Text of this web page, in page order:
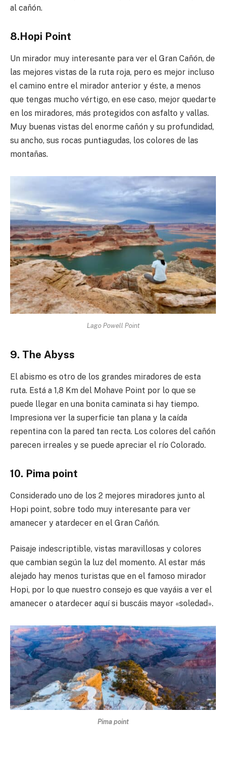
al cañón.
8.Hopi Point
Un mirador muy interesante para ver el Gran Cañón, de
las mejores vistas de la ruta roja, pero es mejor incluso
el camino entre el mirador anterior y éste, a menos
que tengas mucho vértigo, en ese caso, mejor quedarte
en los miradores, más protegidos con asfalto y vallas.
Muy buenas vistas del enorme cañón y su profundidad,
su ancho, sus rocas puntiagudas, los colores de las
montañas.
Lago Powell Point
9. The Abyss
El abismo es otro de los grandes miradores de esta
ruta. Está a 1,8 Km del Mohave Point por lo que se
puede llegar en una bonita caminata si hay tiempo.
Impresiona ver la superficie tan plana y la caída
repentina con la pared tan recta. Los colores del cañón
parecen irreales y se puede apreciar el río Colorado.
10. Pima point
Considerado uno de los 2 mejores miradores junto al
Hopi point, sobre todo muy interesante para ver
amanecer y atardecer en el Gran Cañón.
Paisaje indescriptible, vistas maravillosas y colores
que cambian según la luz del momento. Al estar más
alejado hay menos turistas que en el famoso mirador
Hopi, por lo que nuestro consejo es que vayáis a ver el
amanecer o atardecer aquí si buscáis mayor «soledad».
Pima point